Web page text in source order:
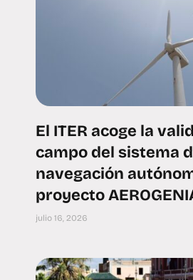
El ITER acoge la
campo del sistema
navegación
proyecto
julio 16, 2026